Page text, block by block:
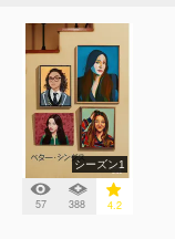
シーズン1
57 388 4.2